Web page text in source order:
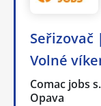
Volné
Comac jobs
Opava